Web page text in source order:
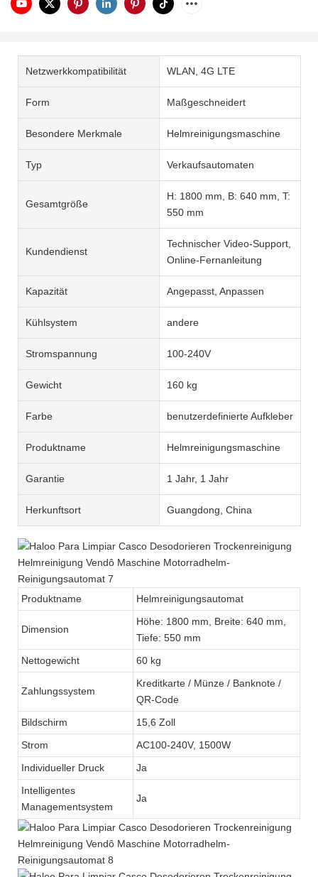
Netzwerkkompatibilität WLAN, 4G LTE
Form Maßgeschneidert
Besondere Merkmale Helmreinigungsmaschine
Typ Verkaufsautomaten
Gesamtgröße
H: 1800 mm, B: 640 mm, T:
550 mm
Kundendienst
Technischer Video-Support,
Online-Fernanleitung
Kapazität Angepasst, Anpassen
Kühlsystem andere
Stromspannung 100-240V
Gewicht 160 kg
Farbe benutzerdefinierte Aufkleber
Produktname Helmreinigungsmaschine
Garantie 1 Jahr, 1 Jahr
Herkunftsort Guangdong, China
Produktname Helmreinigungsautomat
Dimension
Höhe: 1800 mm, Breite: 640 mm,
Tiefe: 550 mm
Nettogewicht
60 kg
Zahlungssystem
Kreditkarte / Münze / Banknote /
QR-Code
Bildschirm
15,6 Zoll
Strom
AC100-240V, 1500W
Individueller Druck
Ja
Intelligentes
Managementsystem
Ja